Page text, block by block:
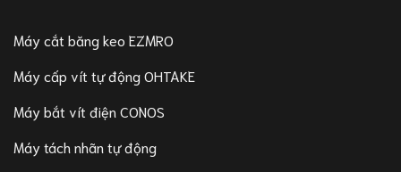
Máy cắt băng keo EZMRO
Máy cấp vít tự động OHTAKE
Máy bắt vít điện CONOS
Máy tách nhãn tự động